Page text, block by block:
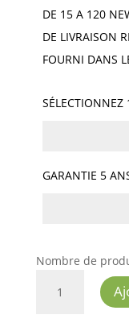
DE 15 A 120
DE LIVRAISON
FOURNI DANS
GARANTIE 5
Nombre de